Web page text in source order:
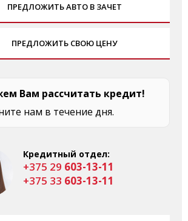
ПРЕДЛОЖИТЬ АВТО В ЗАЧЕТ
ПРЕДЛОЖИТЬ СВОЮ ЦЕНУ
Вам рассчитать кредит!
нам в течение дня.
Кредитный отдел:
+375 29 603-13-11
+375 33 603-13-11